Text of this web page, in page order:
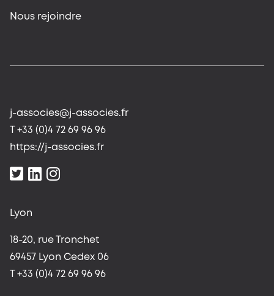
Nous rejoindre
j-associes@j-associes.fr
T +33 (0)4 72 69 96 96
https://j-associes.fr
Lyon
18-20, rue Tronchet
69457 Lyon Cedex 06
T +33 (0)4 72 69 96 96